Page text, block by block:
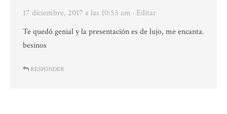
17 diciembre, 2017 a las 10:55 am · Editar
Te quedó genial y la presentación es de lujo, me encanta.
besinos
RESPONDER